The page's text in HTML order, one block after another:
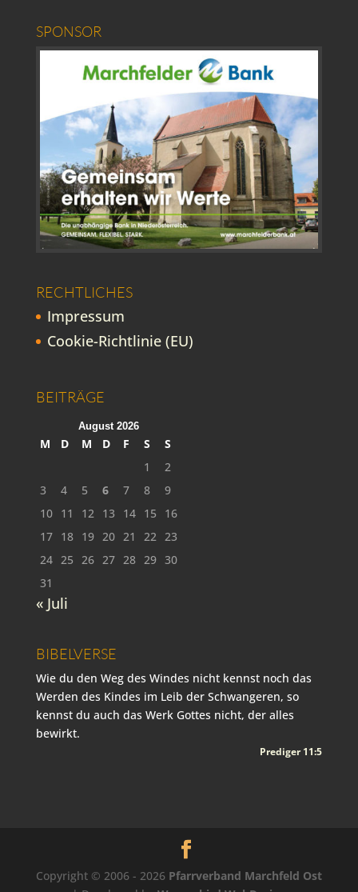
SPONSOR
RECHTLICHES
Impressum
Cookie-Richtlinie (EU)
BEITRÄGE
August 2026
M D M D F S
S
1
2
3
4 5 6 7 8
9
10 11 12 13 14 15
16
17 18 19 20 21 22 23
24 25 26 27 28 29 30
31
« Juli
BIBELVERSE
Wie du den Weg des Windes nicht kennst noch das
Werden des Kindes im Leib der Schwangeren, so
kennst du auch das Werk Gottes nicht, der alles
bewirkt.
Prediger 11:5
Copyright © 2006 - 2026 Pfarrverband Marchfeld Ost